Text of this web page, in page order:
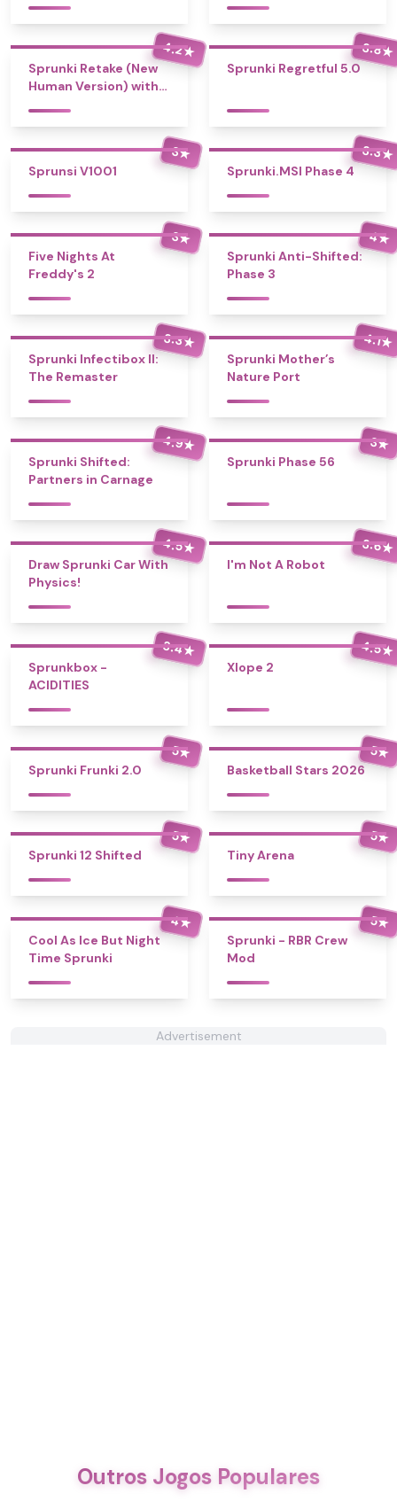
4.2★
Sprunki Retake (New
Human Version) with
3.8★
Sprunki Regretful 5.0
3★
Sprunsi V1001
3.3★
Sprunki.MSI Phase 4
3★
Five Nights At
Freddy's 2
4★
Sprunki Anti-Shifted:
Phase 3
3.3★
Sprunki Infectibox II:
The Remaster
4.1★
Sprunki Mother’s
Nature Port
4.9★
Sprunki Shifted:
Partners in Carnage
3★
Sprunki Phase 56
4.5★
Draw Sprunki Car With
Physics!
3.6★
I'm Not A Robot
3.4★
Sprunkbox -
ACIDITIES
4.5★
Xlope 2
5★
Sprunki Frunki 2.0
5★
Basketball Stars 2026
5★
Sprunki 12 Shifted
5★
Tiny Arena
4★
Cool As Ice But Night
Time Sprunki
5★
Sprunki - RBR Crew
Mod
Advertisement
Outros Jogos Populares